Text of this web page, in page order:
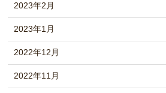
2023年2月
2023年1月
2022年12月
2022年11月